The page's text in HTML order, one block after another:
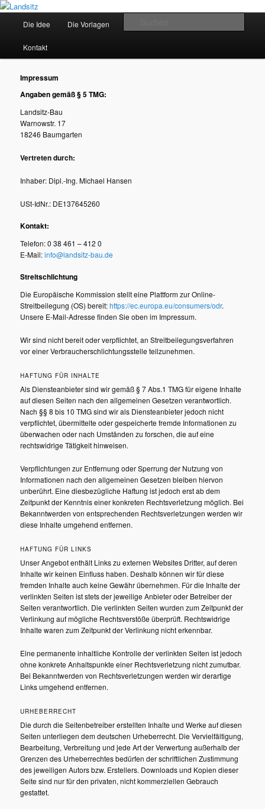
Zum
springenLandsitz
Historische Architektur – Hochwertige Ausstattung – Modernste Haustechnik
Die Idee Die Vorlagen
Kontakt
Impressum
Angaben gemäß § 5 TMG:
Landsitz-Bau
Warnowstr. 17
18246 Baumgarten
Vertreten durch:
Inhaber: Dipl.-Ing. Michael Hansen
USt-IdNr.: DE137645260
Kontakt:
Telefon: 0 38 461 – 412 0
E-Mail:info@landsitz-bau.de
Streitschlichtung
Die Europäische Kommission stellt eine Plattform zur Online-
Streitbeilegung (OS) bereit:https://ec.europa.eu/consumers/odr.
Unsere E-Mail-Adresse finden Sie oben im Impressum.
Wir sind nicht bereit oder verpflichtet, an Streitbeilegungsverfahren
vor einer Verbraucherschlichtungsstelle teilzunehmen.
HAFTUNG FÜR INHALTE
Als Diensteanbieter sind wir gemäß § 7 Abs.1 TMG für eigene Inhalte
auf diesen Seiten nach den allgemeinen Gesetzen verantwortlich.
Nach §§ 8 bis 10 TMG sind wir als Diensteanbieter jedoch nicht
verpflichtet, übermittelte oder gespeicherte fremde Informationen zu
überwachen oder nach Umständen zu forschen, die auf eine
rechtswidrige Tätigkeit hinweisen.
Verpflichtungen zur Entfernung oder Sperrung der Nutzung von
Informationen nach den allgemeinen Gesetzen bleiben hiervon
unberührt. Eine diesbezügliche Haftung ist jedoch erst ab dem
Zeitpunkt der Kenntnis einer konkreten Rechtsverletzung möglich. Bei
Bekanntwerden von entsprechenden Rechtsverletzungen werden wir
diese Inhalte umgehend entfernen.
HAFTUNG FÜR LINKS
Unser Angebot enthält Links zu externen Websites Dritter, auf deren
Inhalte wir keinen Einfluss haben. Deshalb können wir für diese
fremden Inhalte auch keine Gewähr übernehmen. Für die Inhalte der
verlinkten Seiten ist stets der jeweilige Anbieter oder Betreiber der
Seiten verantwortlich. Die verlinkten Seiten wurden zum Zeitpunkt der
Verlinkung auf mögliche Rechtsverstöße überprüft. Rechtswidrige
Inhalte waren zum Zeitpunkt der Verlinkung nicht erkennbar.
Eine permanente inhaltliche Kontrolle der verlinkten Seiten ist jedoch
ohne konkrete Anhaltspunkte einer Rechtsverletzung nicht zumutbar.
Bei Bekanntwerden von Rechtsverletzungen werden wir derartige
Links umgehend entfernen.
URHEBERRECHT
Die durch die Seitenbetreiber erstellten Inhalte und Werke auf diesen
Seiten unterliegen dem deutschen Urheberrecht. Die Vervielfältigung,
Bearbeitung, Verbreitung und jede Art der Verwertung außerhalb der
Grenzen des Urheberrechtes bedürfen der schriftlichen Zustimmung
des jeweiligen Autors bzw. Erstellers. Downloads und Kopien dieser
Seite sind nur für den privaten, nicht kommerziellen Gebrauch
gestattet.